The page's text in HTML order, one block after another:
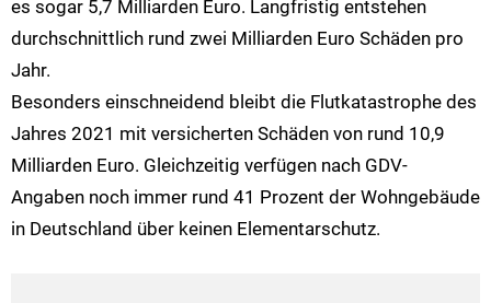
es sogar 5,7 Milliarden Euro. Langfristig entstehen
durchschnittlich rund zwei Milliarden Euro Schäden pro
Jahr.
Besonders einschneidend bleibt die Flutkatastrophe des
Jahres 2021 mit versicherten Schäden von rund 10,9
Milliarden Euro. Gleichzeitig verfügen nach GDV-
Angaben noch immer rund 41 Prozent der Wohngebäude
in Deutschland über keinen Elementarschutz.